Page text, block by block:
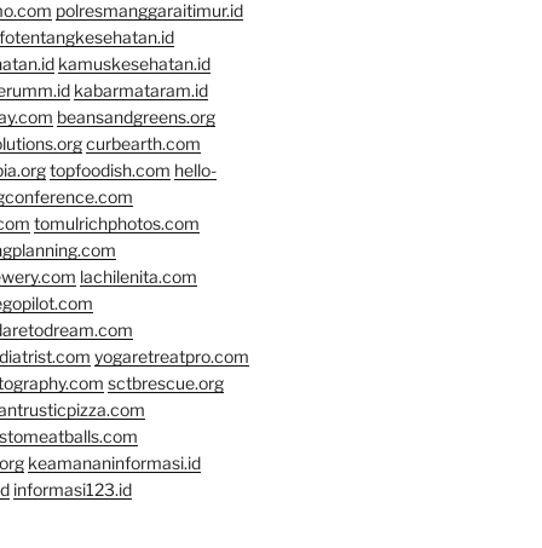
polresmanggaraitimur.id
kamuskesehatan.id
kabarmataram.id
beansandgreens.org
curbearth.com
topfoodish.com hello-
tomulrichphotos.com
lachilenita.com
yogaretreatpro.com
sctbrescue.org
keamananinformasi.id
informasi123.id